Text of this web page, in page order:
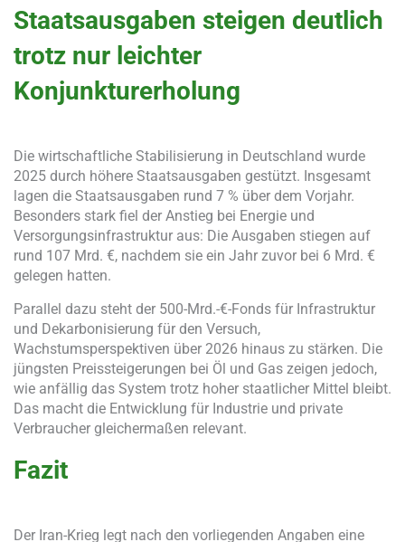
Staatsausgaben steigen deutlich
trotz nur leichter
Konjunkturerholung
Die wirtschaftliche Stabilisierung in Deutschland wurde
2025 durch höhere Staatsausgaben gestützt. Insgesamt
lagen die Staatsausgaben rund 7 % über dem Vorjahr.
Besonders stark fiel der Anstieg bei Energie und
Versorgungsinfrastruktur aus: Die Ausgaben stiegen auf
rund 107 Mrd. €, nachdem sie ein Jahr zuvor bei 6 Mrd. €
gelegen hatten.
Parallel dazu steht der 500-Mrd.-€-Fonds für Infrastruktur
und Dekarbonisierung für den Versuch,
Wachstumsperspektiven über 2026 hinaus zu stärken. Die
jüngsten Preissteigerungen bei Öl und Gas zeigen jedoch,
wie anfällig das System trotz hoher staatlicher Mittel bleibt.
Das macht die Entwicklung für Industrie und private
Verbraucher gleichermaßen relevant.
Fazit
Der Iran-Krieg legt nach den vorliegenden Angaben eine